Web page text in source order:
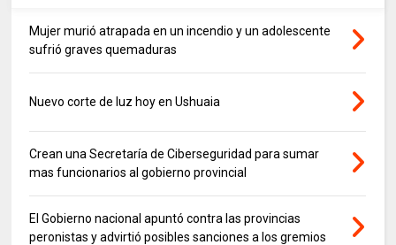
Mujer murió atrapada en un incendio y un adolescente
sufrió graves quemaduras
Nuevo corte de luz hoy en Ushuaia
Crean una Secretaría de Ciberseguridad para sumar
mas funcionarios al gobierno provincial
El Gobierno nacional apuntó contra las provincias
peronistas y advirtió posibles sanciones a los gremios